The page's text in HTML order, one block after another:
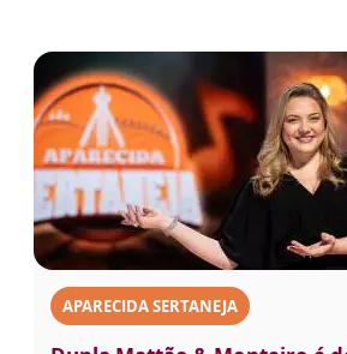
APARECIDA SERTANEJA